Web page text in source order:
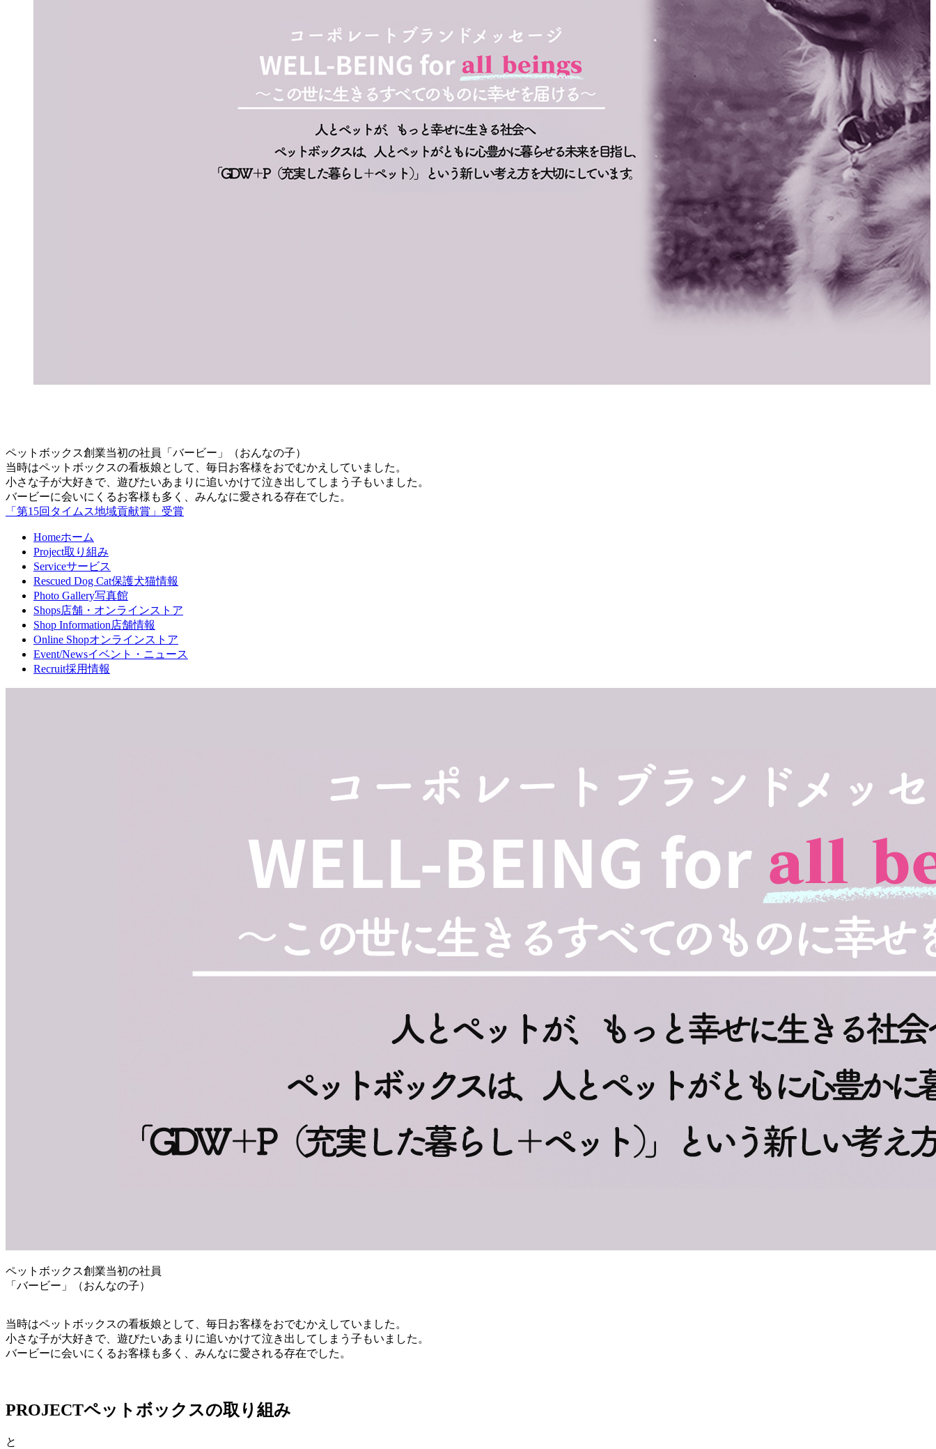
ペットボックス創業当初の社員「バービー」（おんなの子）
当時はペットボックスの看板娘として、毎日お客様をおでむかえしていました。
小さな子が大好きで、遊びたいあまりに追いかけて泣き出してしまう子もいました。
バービーに会いにくるお客様も多く、みんなに愛される存在でした。
「第15回タイムス地域貢献賞」受賞
Homeホーム
Project取り組み
Serviceサービス
Rescued Dog Cat保護犬猫情報
Photo Gallery写真館
Shops店舗・オンラインストア
Shop Information店舗情報
Online Shopオンラインストア
Event/Newsイベント・ニュース
Recruit採用情報
ペットボックス創業当初の社員
「バービー」（おんなの子）
当時はペットボックスの看板娘として、毎日お客様をおでむかえしていました。
小さな子が大好きで、遊びたいあまりに追いかけて泣き出してしまう子もいました。
バービーに会いにくるお客様も多く、みんなに愛される存在でした。
PROJECTペットボックスの取り組み
と